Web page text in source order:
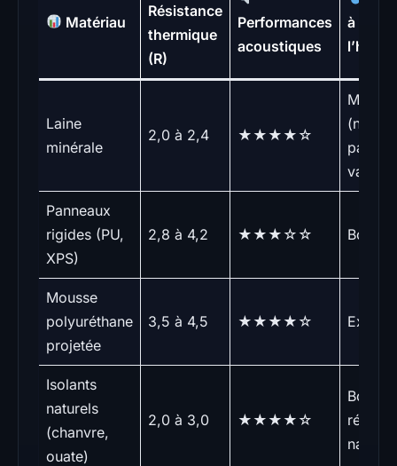
Matériau
Résistance
thermique
(R)
Performances
acoustiques
à
Laine
minérale
2,0 à 2,4 ★★★★☆
pare-
Panneaux
rigides (PU,
XPS)
2,8 à 4,2 ★★★☆☆ Bonne
Mousse
polyuréthane
projetée
3,5 à 4,5 ★★★★☆
Isolants
naturels
(chanvre,
ouate)
2,0 à 3,0 ★★★★☆
Bonne